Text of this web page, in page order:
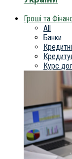
Гроші та
All
Банки
Курс